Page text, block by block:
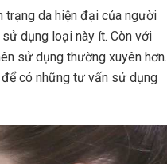
trạng da hiện đại của người
dụng loại này ít. Còn với
sử dụng thường xuyên hơn.
có những tư vấn sử dụng